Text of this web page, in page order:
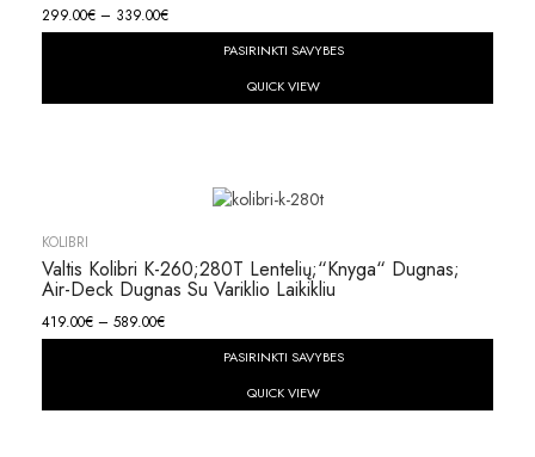
299.00€ – 339.00€
PASIRINKTI SAVYBES
QUICK VIEW
KOLIBRI
Valtis Kolibri K-260;280T Lentelių;“knyga“ Dugnas;
Air-Deck Dugnas Su Variklio Laikikliu
419.00€ – 589.00€
PASIRINKTI SAVYBES
QUICK VIEW